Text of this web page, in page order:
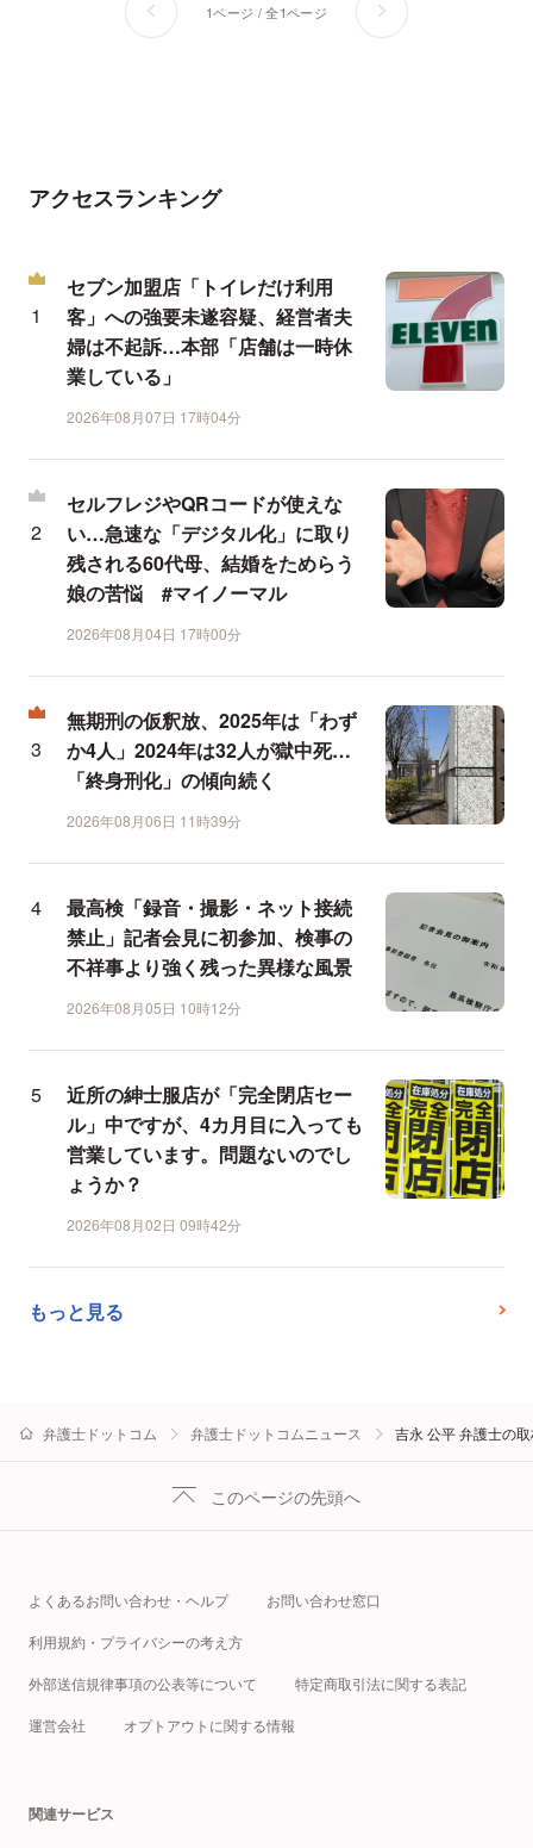
1ページ / 全1ページ
アクセスランキング
セブン加盟店「トイレだけ利用
客」への強要未遂容疑、経営者夫
婦は不起訴…本部「店舗は一時休
業している」
2026年08月07日 17時04分
セルフレジやQRコードが使えな
い…急速な「デジタル化」に取り
残される60代母、結婚をためらう
娘の苦悩 #マイノーマル
2026年08月04日 17時00分
無期刑の仮釈放、2025年は「わず
か4人」2024年は32人が獄中死…
「終身刑化」の傾向続く
2026年08月06日 11時39分
最高検「録音・撮影・ネット接続
禁止」記者会見に初参加、検事の
不祥事より強く残った異様な風景
2026年08月05日 10時12分
近所の紳士服店が「完全閉店セー
ル」中ですが、4カ月目に入っても
営業しています。問題ないのでし
ょうか？
2026年08月02日 09時42分
もっと見る
弁護士ドットコム 弁護士ドットコムニュース 吉永 公平 弁護士の
このページの先頭へ
よくあるお問い合わせ・ヘルプ お問い合わせ窓口
利用規約・プライバシーの考え方
外部送信規律事項の公表等について 特定商取引法に関する表記
運営会社 オプトアウトに関する情報
関連サービス